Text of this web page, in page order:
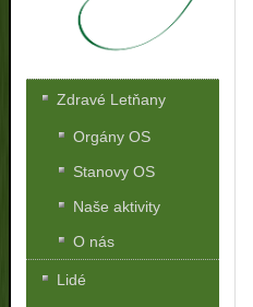
Zdravé Letňany
Orgány OS
Stanovy OS
Naše aktivity
O nás
Lidé